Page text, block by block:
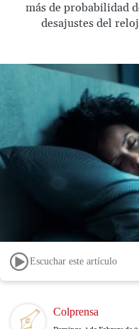
más de probabilidad
desajustes del
Escuchar este artículo
Image Colprensa